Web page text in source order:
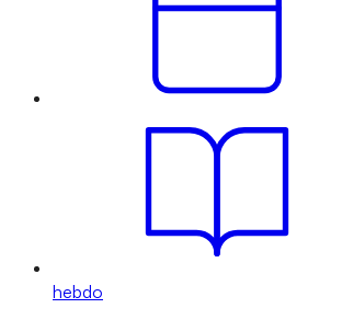
hebdo